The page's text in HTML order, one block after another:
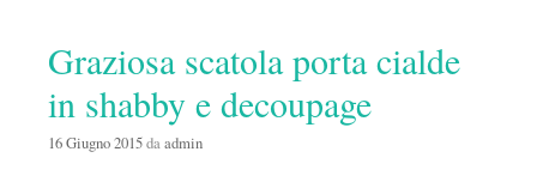
Graziosa scatola porta cialde
in shabby e decoupage
16 Giugno 2015daadmin